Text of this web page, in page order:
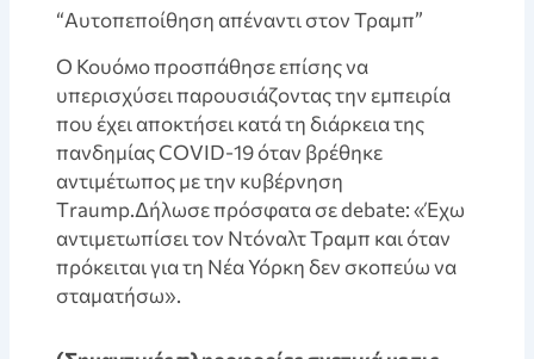
“Αυτοπεποίθηση απέναντι στον Τραμπ”
Ο Κουόмо προσπάθησε επίσης να
υπερισχύσει παρουσιάζοντας την εμπειρία
που έχει αποκτήσει κατά τη διάρκεια της
πανδημίας COVID-19 όταν βρέθηκε
αντιμέτωπος με την κυβέρνηση
Тraump.Δήλωσε πρόσφατα σε debate: «Έχω
αντιμετωπίσει τον Ντόναλτ Τραμπ και όταν
πρόκειται για τη Νέα Υόρκη δεν σκοπεύω να
σταματήσω».